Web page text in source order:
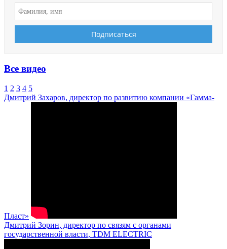
Все видео
1 2 3 4 5
Дмитрий Захаров, директор по развитию компании «Гамма-
Пласт»
Дмитрий Зорин, директор по связям с органами
государственной власти, TDM ELECTRIC